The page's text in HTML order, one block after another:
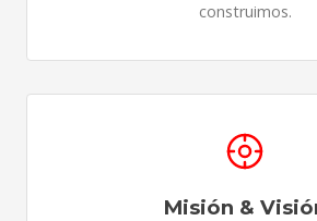
construimos.
Misión &